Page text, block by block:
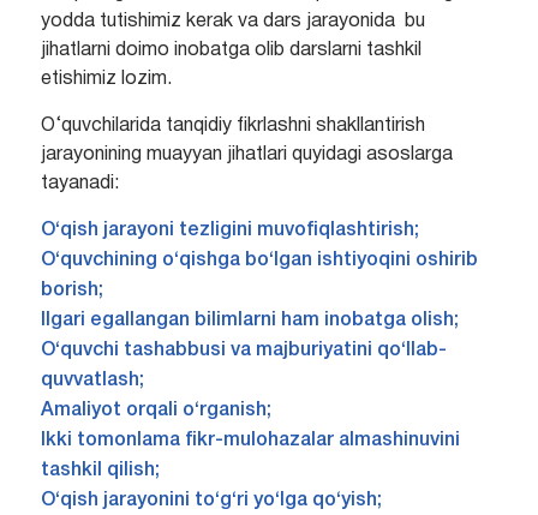
yodda tutishimiz kerak va dars jarayonida bu
jihatlarni doimo inobatga olib darslarni tashkil
etishimiz lozim.
O‘quvchilarida tanqidiy fikrlashni shakllantirish
jarayonining muayyan jihatlari quyidagi asoslarga
tayanadi:
O‘qish jarayoni tezligini muvofiqlashtirish;
O‘quvchining o‘qishga bo‘lgan ishtiyoqini oshirib
borish;
Ilgari egallangan bilimlarni ham inobatga olish;
O‘quvchi tashabbusi va majburiyatini qo‘llab-
quvvatlash;
Amaliyot orqali o‘rganish;
Ikki tomonlama fikr-mulohazalar almashinuvini
tashkil qilish;
O‘qish jarayonini to‘g‘ri yo‘lga qo‘yish;